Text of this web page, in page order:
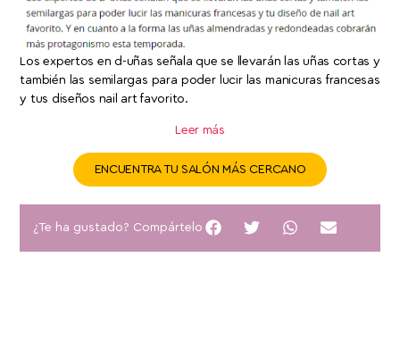
Los expertos en d-uñas señala que se llevarán las uñas cortas y
también las semilargas para poder lucir las manicuras francesas
y tus diseños nail art favorito.
Leer más
ENCUENTRA TU SALÓN MÁS CERCANO
¿Te ha gustado? Compártelo